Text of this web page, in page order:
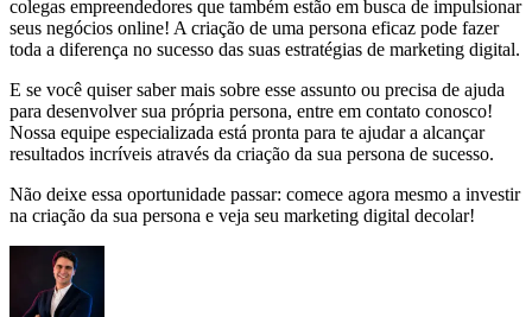
colegas empreendedores que também estão em busca de impulsionar
seus negócios online! A criação de uma persona eficaz pode fazer
toda a diferença no sucesso das suas estratégias de marketing digital.
E se você quiser saber mais sobre esse assunto ou precisa de ajuda
para desenvolver sua própria persona, entre em contato conosco!
Nossa equipe especializada está pronta para te ajudar a alcançar
resultados incríveis através da criação da sua persona de sucesso.
Não deixe essa oportunidade passar: comece agora mesmo a investir
na criação da sua persona e veja seu marketing digital decolar!